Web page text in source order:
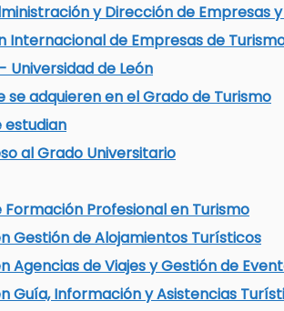
y Dirección de Empresas
Internacional de Empresas de
Universidad de León
se adquieren en el Grado de Turismo
estudian
al Grado Universitario
Profesional en Turismo
Gestión de Alojamientos Turísticos
Agencias de Viajes y Gestión de
Guía, Información y Asistencias